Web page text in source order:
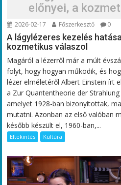
előnyei, a
2026-02-17 Főszerkesztő 0
A lágylézeres kezelés
kozmetikus válaszol
Magáról a lézerről már a múlt
folyt, hogy hogyan működik, és
lézer elméletéről Albert Einstein írt
a Zur Quantentheorie der
amelyet 1928-ban bizonyítottak,
mutatni. Azonban az első valóban
később készült el, 1960-ban,...
Eltekintés Kultúra